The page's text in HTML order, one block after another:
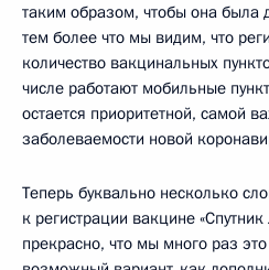
таким образом, чтобы она была
тем более что мы видим, что
количество вакцинальных
числе работают мобильные
остается приоритетной, самой
заболеваемости новой
Теперь буквально несколько
к регистрации вакцине
прекрасно, что мы много раз